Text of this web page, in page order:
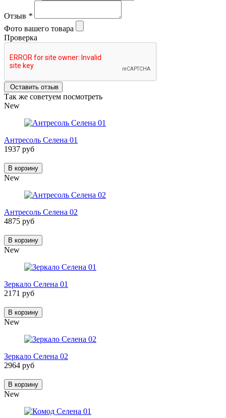
Отзыв *
Фото вашего товара
Проверка
Оставить отзыв
Так же советуем посмотреть
New
Антресоль Селена 01
1937 руб
В корзину
New
Антресоль Селена 02
4875 руб
В корзину
New
Зеркало Селена 01
2171 руб
В корзину
New
Зеркало Селена 02
2964 руб
В корзину
New